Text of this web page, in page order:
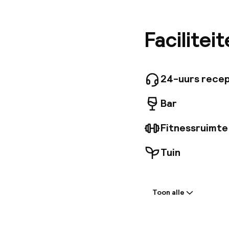
Spiga,
ideaal
24-uurs
Bar
Tuin
Toon alle